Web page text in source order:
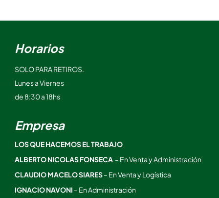
Horarios
SOLO PARA RETIROS.
Lunes a Viernes
de 8:30 a 18hs
Empresa
LOS QUE HACEMOS EL TRABAJO
ALBERTO NICOLAS FONSECA – En Venta y Administración
CLAUDIO MACELO SIARES– En Venta y Logística
IGNACIO NAVONI – En Administración